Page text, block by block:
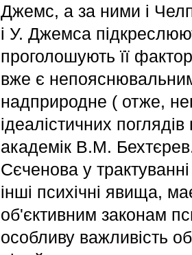
Джемс, а за ними і
і У. Джемса
проголошують її
вже є
надприродне ( отже,
ідеалістичних
академік В.М.
Сєченова у
інші психічні явища,
об'єктивним законам
особливу важливість